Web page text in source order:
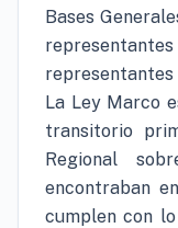
Bases
La Ley Marco
transitorio
Regional
encontraban
cumplen con